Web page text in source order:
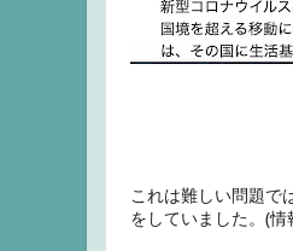
これは難しい問題で
をしていました。(